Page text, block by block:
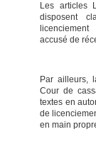
Les articles
disposent
accusé de
Par ailleurs,
Cour de
textes en
de
en main